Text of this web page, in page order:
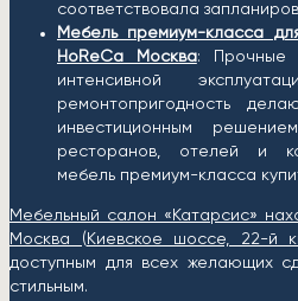
соответствовала
Мебель премиум-класса
HoReCa Москва: Прочные
интенсивной
ремонтопригодность
инвестиционным
ресторанов, отелей и
мебель премиум-класса
Мебельный салон «Катарсис»
Москва ( Киевское шоссе, 22-й
доступным для всех желающих
стильным.